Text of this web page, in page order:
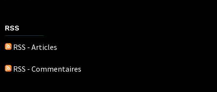
RSS
RSS - Articles
RSS - Commentaires